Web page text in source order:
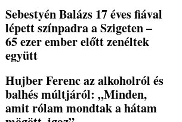
Sebestyén Balázs 17 éves fiával
lépett színpadra a Szigeten –
65 ezer ember előtt zenéltek
együtt
Hujber Ferenc az alkoholról és
balhés múltjáról: „Minden,
amit rólam mondtak a hátam